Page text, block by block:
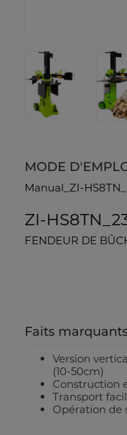
MODE
Manual_ZI-
ZI-
FENDEUR DE
Faits
Version
(10-50cm)
Construction
Transport
Opération de